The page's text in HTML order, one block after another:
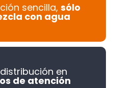
sencilla, sólo
con agua
en
de atención